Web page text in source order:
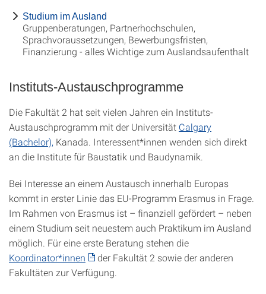
Studium im Ausland
Gruppenberatungen, Partnerhochschulen,
Sprachvoraussetzungen, Bewerbungsfristen,
Finanzierung - alles Wichtige zum Auslandsaufenthalt
Instituts-Austauschprogramme
Die Fakultät 2 hat seit vielen Jahren ein Instituts-
Austauschprogramm mit der Universität Calgary
(Bachelor), Kanada. Interessent*innen wenden sich direkt
an die Institute für Baustatik und Baudynamik.
Bei Interesse an einem Austausch innerhalb Europas
kommt in erster Linie das EU-Programm Erasmus in Frage.
Im Rahmen von Erasmus ist – finanziell gefördert – neben
einem Studium seit neuestem auch Praktikum im Ausland
möglich. Für eine erste Beratung stehen die
Koordinator*innen
der Fakultät 2 sowie der anderen
Fakultäten zur Verfügung.